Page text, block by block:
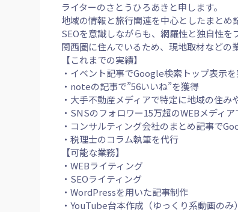
ライターのさとうひろあきと申します。
地域の情報と旅行関連を中心としたまとめ
SEOを意識しながらも、網羅性と独自性を
関西圏に住んでいるため、現地取材などの
【これまでの実績】
・イベント記事でGoogle検索トップ表示
・noteの記事で”56いいね”を獲得
・大手不動産メディアで特定に地域の住
・SNSのフォロワー15万超のWEBメディ
・コンサルティング会社のまとめ記事で
・税理士のコラム執筆を代行
【可能な業務】
・WEBライティング
・SEOライティング
・WordPressを用いた記事制作
・YouTube台本作成（ゆっくり系動画のみ）